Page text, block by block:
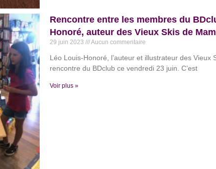
Rencontre entre les membres du
Honoré, auteur des Vieux Skis de
29 juin 2023 Aucun commentaire
Léo Louis-Honoré, l’auteur et illustrateur des Vieux
rencontre du BDclub ce vendredi 23 juin. C’est
Voir plus »